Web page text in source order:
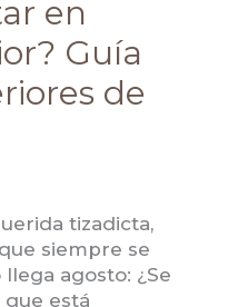
en
Guía
de
tizadicta,
siempre se
agosto: ¿Se
está